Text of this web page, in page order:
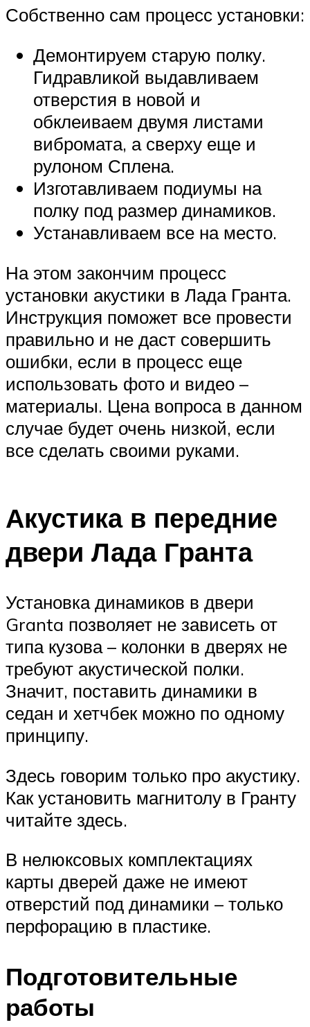
Собственно сам процесс установки:
Демонтируем старую полку.
Гидравликой выдавливаем
отверстия в новой и
обклеиваем двумя листами
вибромата, а сверху еще и
рулоном Сплена.
Изготавливаем подиумы на
полку под размер динамиков.
Устанавливаем все на место.
На этом закончим процесс
установки акустики в Лада Гранта.
Инструкция поможет все провести
правильно и не даст совершить
ошибки, если в процесс еще
использовать фото и видео –
материалы. Цена вопроса в данном
случае будет очень низкой, если
все сделать своими руками.
Акустика в передние
двери Лада Гранта
Установка динамиков в двери
Granta позволяет не зависеть от
типа кузова – колонки в дверях не
требуют акустической полки.
Значит, поставить динамики в
седан и хетчбек можно по одному
принципу.
Здесь говорим только про акустику.
Как установить магнитолу в Гранту
читайте здесь.
В нелюксовых комплектациях
карты дверей даже не имеют
отверстий под динамики – только
перфорацию в пластике.
Подготовительные
работы